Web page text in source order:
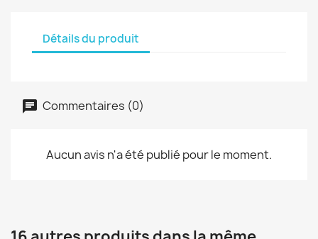
Détails du produit
Commentaires (0)
Aucun avis n'a été publié pour le moment.